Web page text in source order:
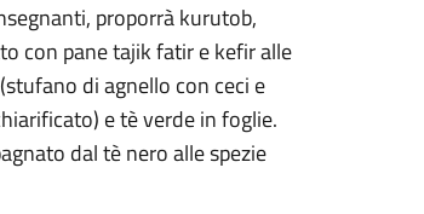
proporrà kurutob,
con pane tajik fatir e kefir alle
di agnello con ceci e
e tè verde in foglie.
dal tè nero alle spezie